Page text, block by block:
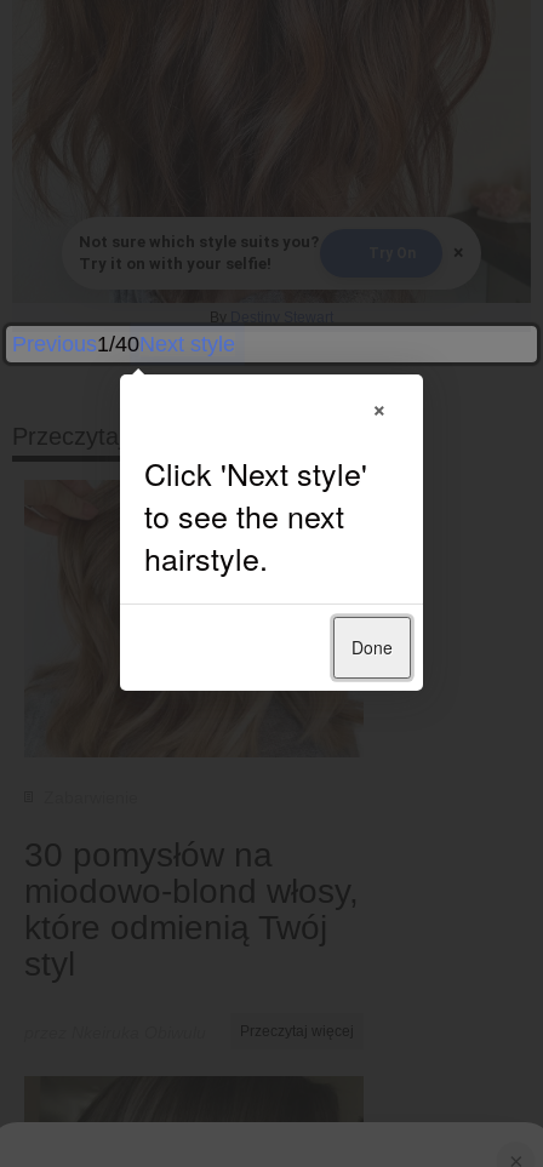
Not sure which style suits you?
Try it on with your selfie!
×
By
Previous1/40Next style
Przeczytaj dalej
30 pomysłów na
miodowo-blond włosy,
które odmienią Twój
styl
×
×
Done